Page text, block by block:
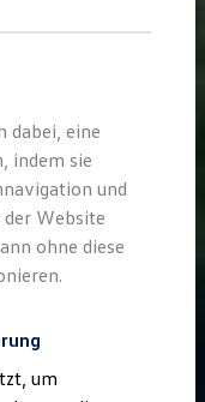
dabei, eine
indem sie
und
Website
ohne diese
um